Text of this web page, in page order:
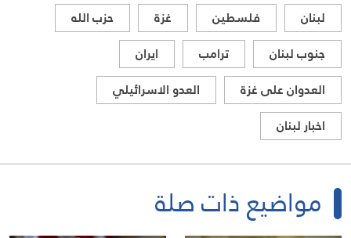
لبنان فلسطين غزة
حزب الله
جنوب لبنان
ترامب
ايران
العدوان على غزة
العدو الاسرائيلي
اخبار لبنان
مواضيع ذات صلة